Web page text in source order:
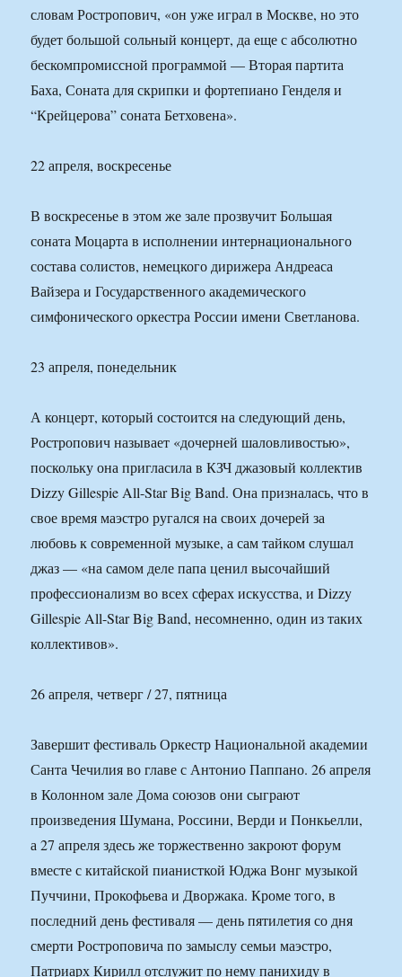
словам Ростропович, «он уже играл в Москве, но это
будет большой сольный концерт, да еще с абсолютно
бескомпромиссной программой — Вторая партита
Баха, Соната для скрипки и фортепиано Генделя и
“Крейцерова” соната Бетховена».
22 апреля, воскресенье
В воскресенье в этом же зале прозвучит Большая
соната Моцарта в исполнении интернационального
состава солистов, немецкого дирижера Андреаса
Вайзера и Государственного академического
симфонического оркестра России имени Светланова.
23 апреля, понедельник
А концерт, который состоится на следующий день,
Ростропович называет «дочерней шаловливостью»,
поскольку она пригласила в КЗЧ джазовый коллектив
Dizzy Gillespie All-Star Big Band. Она призналась, что в
свое время маэстро ругался на своих дочерей за
любовь к современной музыке, а сам тайком слушал
джаз — «на самом деле папа ценил высочайший
профессионализм во всех сферах искусства, и Dizzy
Gillespie All-Star Big Band, несомненно, один из таких
коллективов».
26 апреля, четверг / 27, пятница
Завершит фестиваль Оркестр Национальной академии
Санта Чечилия во главе с Антонио Паппано. 26 апреля
в Колонном зале Дома союзов они сыграют
произведения Шумана, Россини, Верди и Понкьелли,
а 27 апреля здесь же торжественно закроют форум
вместе с китайской пианисткой Юджа Вонг музыкой
Пуччини, Прокофьева и Дворжака. Кроме того, в
последний день фестиваля — день пятилетия со дня
смерти Ростроповича по замыслу семьи маэстро,
Патриарх Кирилл отслужит по нему панихиду в